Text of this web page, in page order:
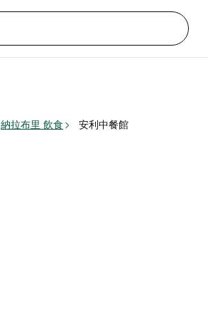
納拉布里 飲食 安利中餐館